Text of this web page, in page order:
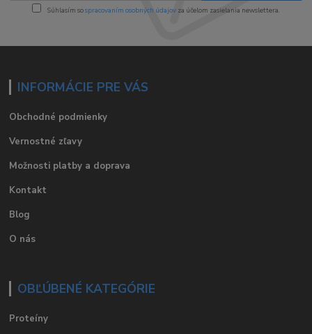
Súhlasím sospracovaním osobných údajov za účelom zasielania newslettera.
INFORMÁCIE PRE VÁS
Obchodné podmienky
Vernostné zľavy
Možnosti platby a doprava
Kontakt
Blog
O nás
OBĽÚBENÉ KATEGÓRIE
Proteíny